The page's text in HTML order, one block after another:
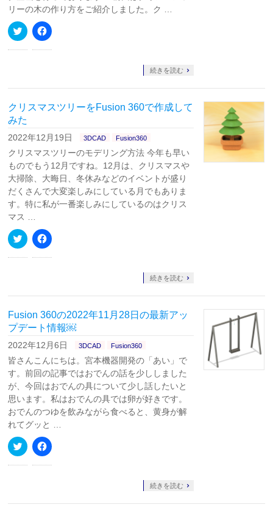
す) ィ
ン
ド
ウ
で
開
リーの木の作り方をご紹介しました。ク …
ク
リ
ク
有
(新
し
い
ウ
ィ
ン
ド
ウ
で
開
き
ま
す)
Facebook
で
有
ッ
て
く
だ
さ
い
(新
し
い
ウ
ィ
ン
で
開
ま
続きを読む
クリスマスツリーをFusion 360で作成して
みた
2022年12月19日 3DCAD Fusion360
クリスマスツリーのモデリング方法 今年も早い
ものでもう12月ですね。12月は、クリスマスや
大掃除、大晦日、冬休みなどのイベントが盛り
だくさんで大変楽しみにしている月でもありま
す。特に私が一番楽しみにしているのはクリス
マス …
ク
リ
ク
有
(新
し
ウ
ィ
ン
ド
ウ
で
開
き
ま
す)
Facebook
で
有
リ
ッ
ク
し
て
く
だ
さ
い
(新
し
い
ウ
ィ
ン
ド
で
開
ま
続きを読む
Fusion 360の2022年11月28日の最新アッ
プデート情報￼
2022年12月6日 3DCAD Fusion360
皆さんこんにちは。宮本機器開発の「あい」で
す。前回の記事ではおでんの話を少ししました
が、今回はおでんの具について少し話したいと
思います。私はおでんの具では卵が好きです。
おでんのつゆを飲みながら食べると、黄身が解
れてグッと …
ク
リ
ク
Facebook
で
有
続きを読む